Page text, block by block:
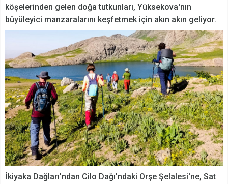
köşelerinden gelen doğa tutkunları, Yüksekova'nın
büyüleyici manzaralarını keşfetmek için akın akın geliyor.
İkiyaka Dağları'ndan Cilo Dağı'ndaki Orşe Şelalesi'ne, Sat